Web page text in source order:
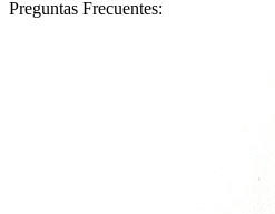
Preguntas Frecuentes: